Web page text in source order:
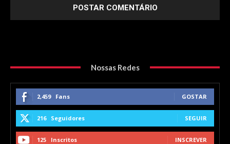
Nossas Redes
2,459 Fans GOSTAR
216 Seguidores SEGUIR
125 Inscritos INSCREVER